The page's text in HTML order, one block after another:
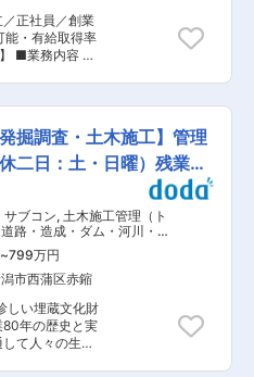
／正社員／創業
能・有給取得率
、完成後の現
ことで、機械の
の最前線でスキ
＜具体的な業務
械の組立作業
・完成機械の
必要に応じた
据付作業 ・納
・メンテナン
AT限定可）
けた改善提案
籍しておりま
事を進める風
ーメイド機の
を高めていき
掘調査・土木施工】管理
二日：土・日曜）残業１
サブコン, 土木施工管理（ト
路・造成・ダム・河川・港
ど） 土壌・地質・地盤調査
~799万円
市西蒲区赤鏥
しい埋蔵文化財
年の歴史と実
て人々の生活